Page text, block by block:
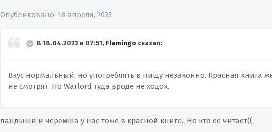
Опубликовано: 18 апреля, 2023
В 18.04.2023 в 07:51, Flamingo сказал:
Вкус нормальный, но употреблять в пищу незаконно. Красная книга
не смотрят. Но Warlord туда вроде не ходок.
ландыши и черемша у нас тоже в красной книге.. Но кто ее читает((